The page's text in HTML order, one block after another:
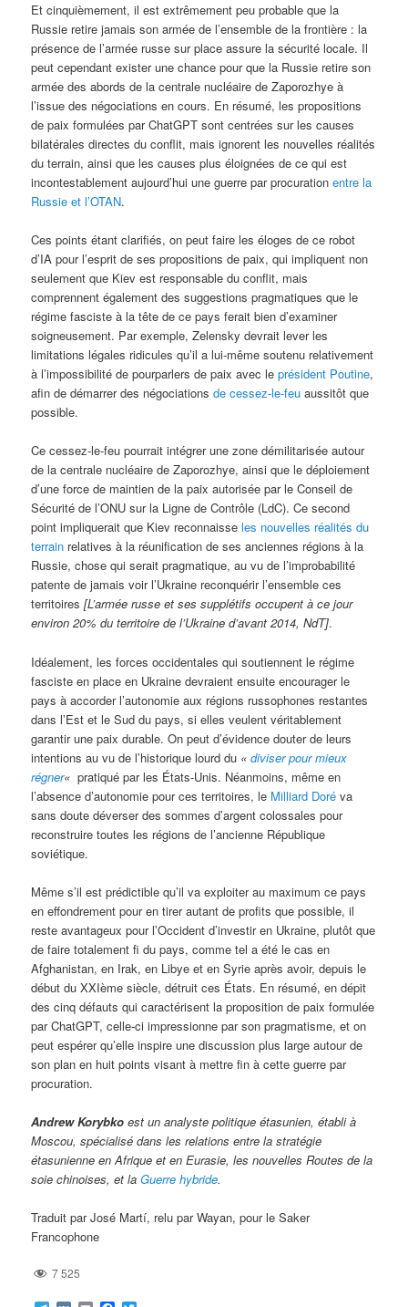
Et cinquièmement, il est extrêmement peu probable que la
Russie retire jamais son armée de l’ensemble de la frontière : la
présence de l’armée russe sur place assure la sécurité locale. Il
peut cependant exister une chance pour que la Russie retire son
armée des abords de la centrale nucléaire de Zaporozhye à
l’issue des négociations en cours. En résumé, les propositions
de paix formulées par ChatGPT sont centrées sur les causes
bilatérales directes du conflit, mais ignorent les nouvelles réalités
du terrain, ainsi que les causes plus éloignées de ce qui est
incontestablement aujourd’hui une guerre par procurationentre la
Russie et l’OTAN.
Ces points étant clarifiés, on peut faire les éloges de ce robot
d’IA pour l’esprit de ses propositions de paix, qui impliquent non
seulement que Kiev est responsable du conflit, mais
comprennent également des suggestions pragmatiques que le
régime fasciste à la tête de ce pays ferait bien d’examiner
soigneusement. Par exemple, Zelensky devrait lever les
limitations légales ridicules qu’il a lui-même soutenu relativement
à l’impossibilité de pourparlers de paix avec leprésident Poutine,
afin de démarrer des négociationsde cessez-le-feu aussitôt que
possible.
Ce cessez-le-feu pourrait intégrer une zone démilitarisée autour
de la centrale nucléaire de Zaporozhye, ainsi que le déploiement
d’une force de maintien de la paix autorisée par le Conseil de
Sécurité de l’ONU sur la Ligne de Contrôle (LdC). Ce second
point impliquerait que Kiev reconnaisseles nouvelles réalités du
terrain relatives à la réunification de ses anciennes régions à la
Russie, chose qui serait pragmatique, au vu de l’improbabilité
patente de jamais voir l’Ukraine reconquérir l’ensemble ces
territoires[L’armée russe et ses supplétifs occupent à ce jour
environ 20% du territoire de l’Ukraine d’avant 2014, NdT].
Idéalement, les forces occidentales qui soutiennent le régime
fasciste en place en Ukraine devraient ensuite encourager le
pays à accorder l’autonomie aux régions russophones restantes
dans l’Est et le Sud du pays, si elles veulent véritablement
garantir une paix durable. On peut d’évidence douter de leurs
intentions au vu de l’historique lourd du «diviser pour mieux
régner« pratiqué par les États-Unis. Néanmoins, même en
l’absence d’autonomie pour ces territoires, le Milliard Doré va
sans doute déverser des sommes d’argent colossales pour
reconstruire toutes les régions de l’ancienne République
soviétique.
Même s’il est prédictible qu’il va exploiter au maximum ce pays
en effondrement pour en tirer autant de profits que possible, il
reste avantageux pour l’Occident d’investir en Ukraine, plutôt que
de faire totalement fi du pays, comme tel a été le cas en
Afghanistan, en Irak, en Libye et en Syrie après avoir, depuis le
début du XXIème siècle, détruit ces États. En résumé, en dépit
des cinq défauts qui caractérisent la proposition de paix formulée
par ChatGPT, celle-ci impressionne par son pragmatisme, et on
peut espérer qu’elle inspire une discussion plus large autour de
son plan en huit points visant à mettre fin à cette guerre par
procuration.
Andrew Korybko est un analyste politique étasunien, établi à
Moscou, spécialisé dans les relations entre la stratégie
étasunienne en Afrique et en Eurasie, les nouvelles Routes de la
soie chinoises, et laGuerre hybride.
Traduit par José Martí, relu par Wayan, pour le Saker
Francophone
7 525